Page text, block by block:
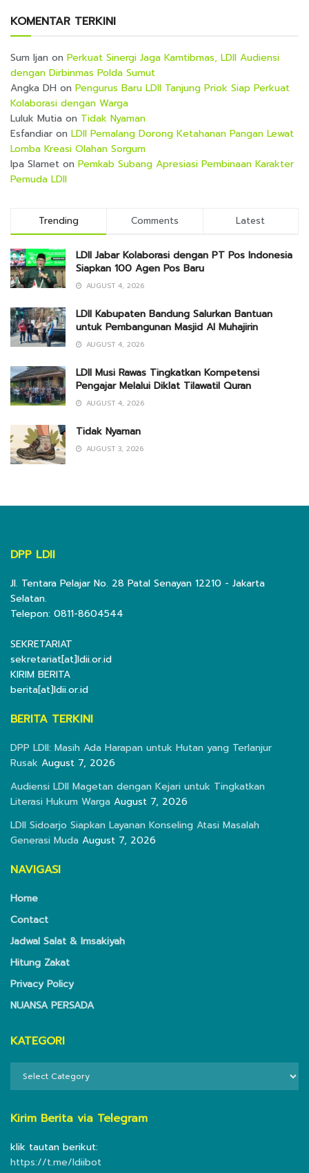
KOMENTAR TERKINI
Sum Ijan on Perkuat Sinergi Jaga Kamtibmas, LDII Audiensi
dengan Dirbinmas Polda Sumut
Angka DH on Pengurus Baru LDII Tanjung Priok Siap Perkuat
Kolaborasi dengan Warga
Luluk Mutia on Tidak Nyaman
Esfandiar on LDII Pemalang Dorong Ketahanan Pangan Lewat
Lomba Kreasi Olahan Sorgum
Ipa Slamet on Pemkab Subang Apresiasi Pembinaan Karakter
Pemuda LDII
Trending Comments Latest
LDII Jabar Kolaborasi dengan PT Pos Indonesia
Siapkan 100 Agen Pos Baru
AUGUST 4, 2026
LDII Kabupaten Bandung Salurkan Bantuan
untuk Pembangunan Masjid Al Muhajirin
AUGUST 4, 2026
LDII Musi Rawas Tingkatkan Kompetensi
Pengajar Melalui Diklat Tilawatil Quran
AUGUST 4, 2026
Tidak Nyaman
AUGUST 3, 2026
DPP LDII
Jl. Tentara Pelajar No. 28 Patal Senayan 12210 - Jakarta
Selatan.
Telepon: 0811-8604544
SEKRETARIAT
sekretariat[at]ldii.or.id
KIRIM BERITA
berita[at]ldii.or.id
BERITA TERKINI
DPP LDII: Masih Ada Harapan untuk Hutan yang Terlanjur
Rusak August 7, 2026
Audiensi LDII Magetan dengan Kejari untuk Tingkatkan
Literasi Hukum Warga August 7, 2026
LDII Sidoarjo Siapkan Layanan Konseling Atasi Masalah
Generasi Muda August 7, 2026
NAVIGASI
Home
Contact
Jadwal Salat & Imsakiyah
Hitung Zakat
Privacy Policy
NUANSA PERSADA
KATEGORI
KATEGORI
Kirim Berita via Telegram
klik tautan berikut:
https://t.me/ldiibot